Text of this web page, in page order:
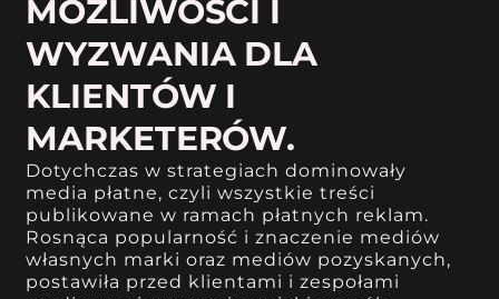
MOŻLIWOŚCI I
WYZWANIA DLA
KLIENTÓW I
MARKETERÓW.
Dotychczas w strategiach dominowały
media płatne, czyli wszystkie treści
publikowane w ramach płatnych reklam.
Rosnąca popularność i znaczenie mediów
własnych marki oraz mediów pozyskanych,
postawiła przed klientami i zespołami